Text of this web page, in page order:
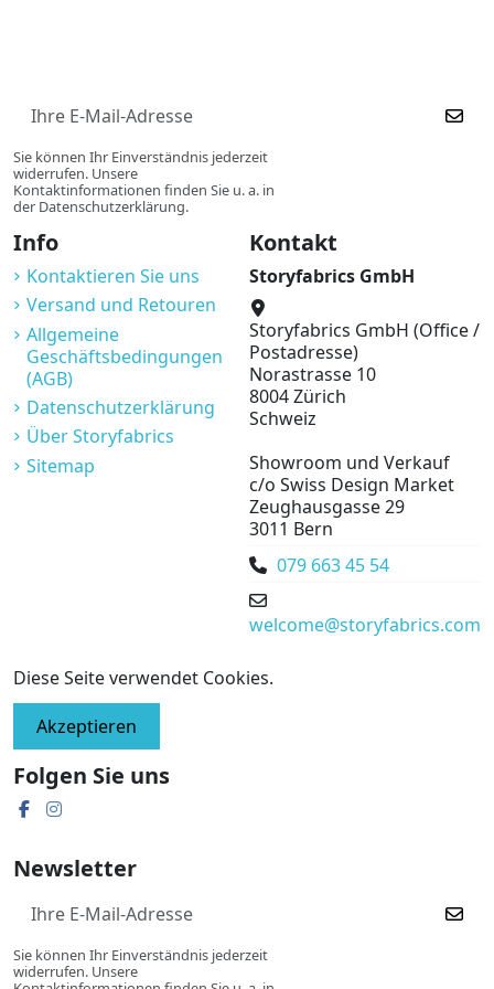
Sie können Ihr Einverständnis jederzeit
widerrufen. Unsere
Kontaktinformationen finden Sie u. a. in
der Datenschutzerklärung.
Info
Kontaktieren Sie uns
Versand und Retouren
Allgemeine
Geschäftsbedingungen
(AGB)
Datenschutzerklärung
Über Storyfabrics
Sitemap
Kontakt
Storyfabrics GmbH
Storyfabrics GmbH (Office /
Postadresse)
Norastrasse 10
8004 Zürich
Schweiz
Showroom und Verkauf
c/o Swiss Design Market
Zeughausgasse 29
3011 Bern
079 663 45 54
welcome@storyfabrics.com
Diese Seite verwendet Cookies.
Akzeptieren
Folgen Sie uns
Newsletter
Sie können Ihr Einverständnis jederzeit
widerrufen. Unsere